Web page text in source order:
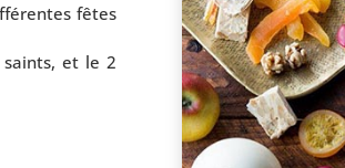
fêtes
saints, et le 2